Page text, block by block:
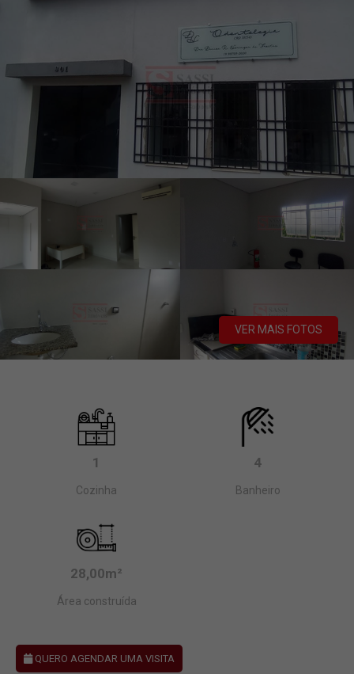
VER MAIS FOTOS
1
Cozinha
4
Banheiro
28,00m²
Área construída
QUERO AGENDAR UMA VISITA